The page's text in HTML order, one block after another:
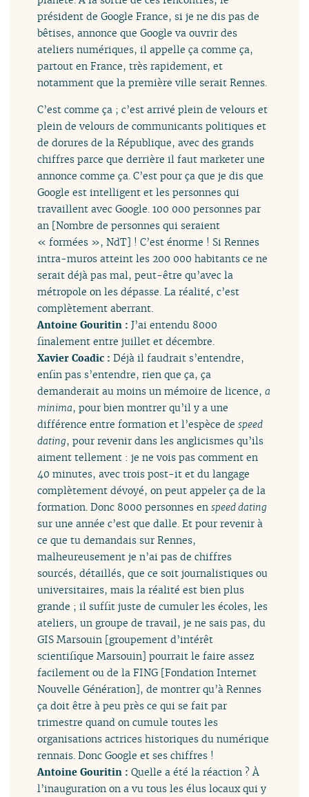
président de Google France, si je ne dis pas de
bêtises, annonce que Google va ouvrir des
ateliers numériques, il appelle ça comme ça,
partout en France, très rapidement, et
notamment que la première ville serait Rennes.
C’est comme ça ; c’est arrivé plein de velours et
plein de velours de communicants politiques et
de dorures de la République, avec des grands
chiffres parce que derrière il faut marketer une
annonce comme ça. C’est pour ça que je dis que
Google est intelligent et les personnes qui
travaillent avec Google. 100 000 personnes par
an [Nombre de personnes qui seraient
« formées », NdT] ! C’est énorme ! Si Rennes
intra-muros atteint les 200 000 habitants ce ne
serait déjà pas mal, peut-être qu’avec la
métropole on les dépasse. La réalité, c’est
complètement aberrant.
Antoine Gouritin :J’ai entendu 8000
finalement entre juillet et décembre.
Xavier Coadic :Déjà il faudrait s’entendre,
enfin pas s’entendre, rien que ça, ça
demanderait au moins un mémoire de licence,a
minima, pour bien montrer qu’il y a une
différence entre formation et l’espèce despeed
dating, pour revenir dans les anglicismes qu’ils
aiment tellement : je ne vois pas comment en
40 minutes, avec trois post-it et du langage
complètement dévoyé, on peut appeler ça de la
formation. Donc 8000 personnes enspeed dating
sur une année c’est que dalle. Et pour revenir à
ce que tu demandais sur Rennes,
malheureusement je n’ai pas de chiffres
sourcés, détaillés, que ce soit journalistiques ou
universitaires, mais la réalité est bien plus
grande ; il suffit juste de cumuler les écoles, les
ateliers, un groupe de travail, je ne sais pas, du
GIS Marsouin [groupement d’intérêt
scientifique Marsouin] pourrait le faire assez
facilement ou de la FING [Fondation Internet
Nouvelle Génération], de montrer qu’à Rennes
ça doit être à peu près ce qui se fait par
trimestre quand on cumule toutes les
organisations actrices historiques du numérique
rennais. Donc Google et ses chiffres !
Antoine Gouritin :Quelle a été la réaction ? À
l’inauguration on a vu tous les élus locaux qui y